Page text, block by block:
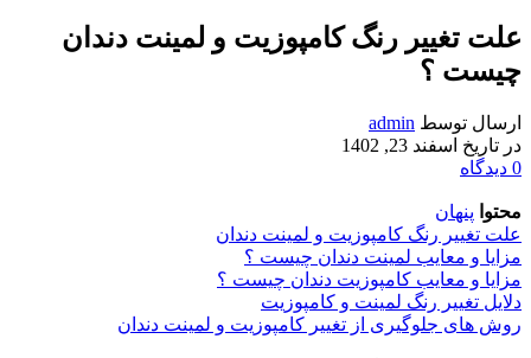
علت تغییر رنگ کامپوزیت و لمینت دندان
چیست ؟
ارسال توسط admin
در تاریخ اسفند 23, 1402
0 دیدگاه
محتوا پنهان
علت تغییر رنگ کامپوزیت و لمینت دندان
مزایا و معایب لمینت دندان چیست ؟
مزایا و معایب کامپوزیت دندان چیست ؟
دلایل تغییر رنگ لمینت و کامپوزیت
روش های جلوگیری از تغییر کامپوزیت و لمینت دندان